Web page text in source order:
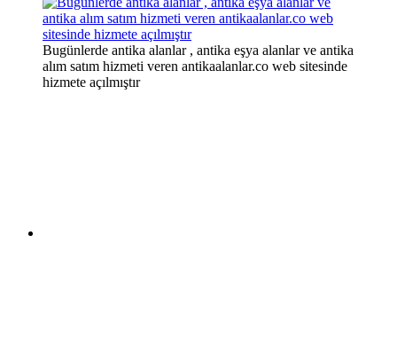
Bugünlerde antika alanlar , antika eşya alanlar ve antika
alım satım hizmeti veren antikaalanlar.co web sitesinde
hizmete açılmıştır